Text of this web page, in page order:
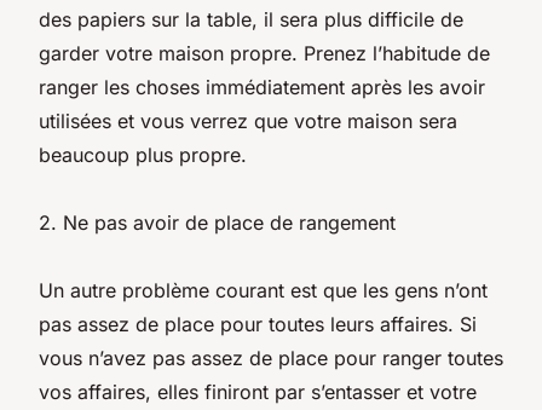
des papiers sur la table, il sera plus difficile de
garder votre maison propre. Prenez l’habitude de
ranger les choses immédiatement après les avoir
utilisées et vous verrez que votre maison sera
beaucoup plus propre.
2. Ne pas avoir de place de rangement
Un autre problème courant est que les gens n’ont
pas assez de place pour toutes leurs affaires. Si
vous n’avez pas assez de place pour ranger toutes
vos affaires, elles finiront par s’entasser et votre